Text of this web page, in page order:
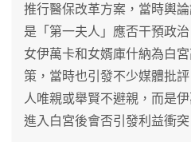
推行醫保改革方案，當時輿
是「第一夫人」應否干預政
女伊萬卡和女婿庫什納為白
策，當時也引發不少媒體批
人唯親或舉賢不避親，而是
進入白宮後會否引發利益衝突